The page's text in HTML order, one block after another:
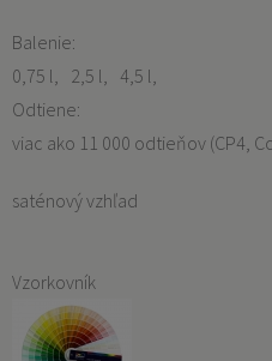
Balenie:
0,75 l
2,5 l
4,5 l
Odtiene:
viac ako 11 000 odtieňov (CP4,
saténový vzhľad
Vzorkovník